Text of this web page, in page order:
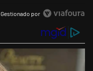
Gestionado por